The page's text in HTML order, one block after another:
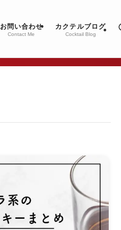
お問い合わせ
Contact Me
カクテルブログ
Cocktail Blog